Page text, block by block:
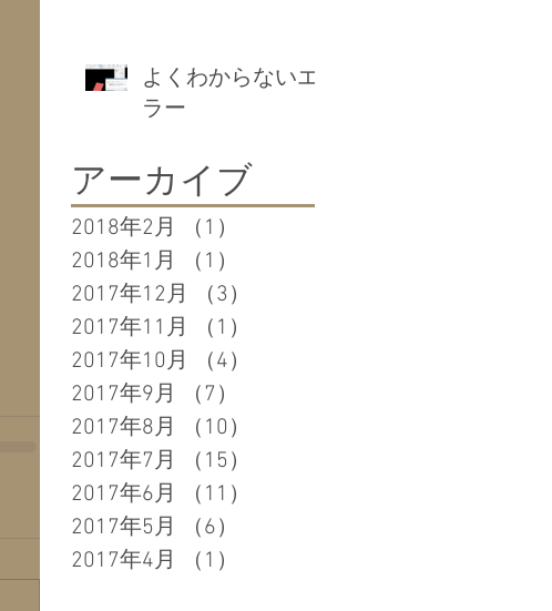
よくわからないエ
ラー
アーカイブ
2018年2月 （1）
2018年1月
（1）
2017年12月
（3）
2017年11月
（1）
2017年10月
（4）
2017年9月
（7）
2017年8月
（10）
2017年7月
（15）
2017年6月
（11）
2017年5月
（6）
2017年4月
（1）